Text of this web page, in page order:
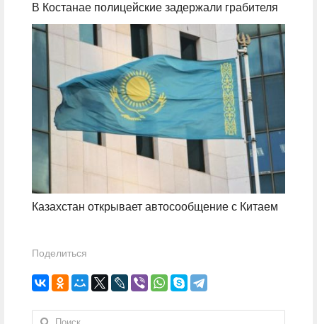
В Костанае полицейские задержали грабителя
Казахстан открывает автосообщение с Китаем
Поделиться
Найти: